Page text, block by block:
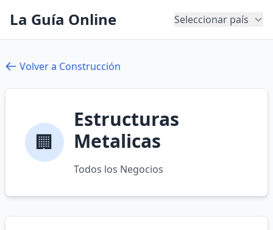
La Guía Online Seleccionar país
Volver a Construcción
🏢
Estructuras
Metalicas
Todos los Negocios